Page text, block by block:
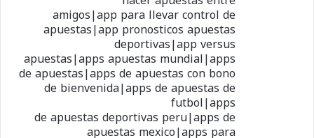
amigos|app para llevar control de
apuestas|app pronosticos apuestas
deportivas|app versus
apuestas|apps apuestas mundial|apps
de apuestas|apps de apuestas con bono
de bienvenida|apps de apuestas de
futbol|apps
de apuestas deportivas peru|apps de
apuestas mexico|apps para